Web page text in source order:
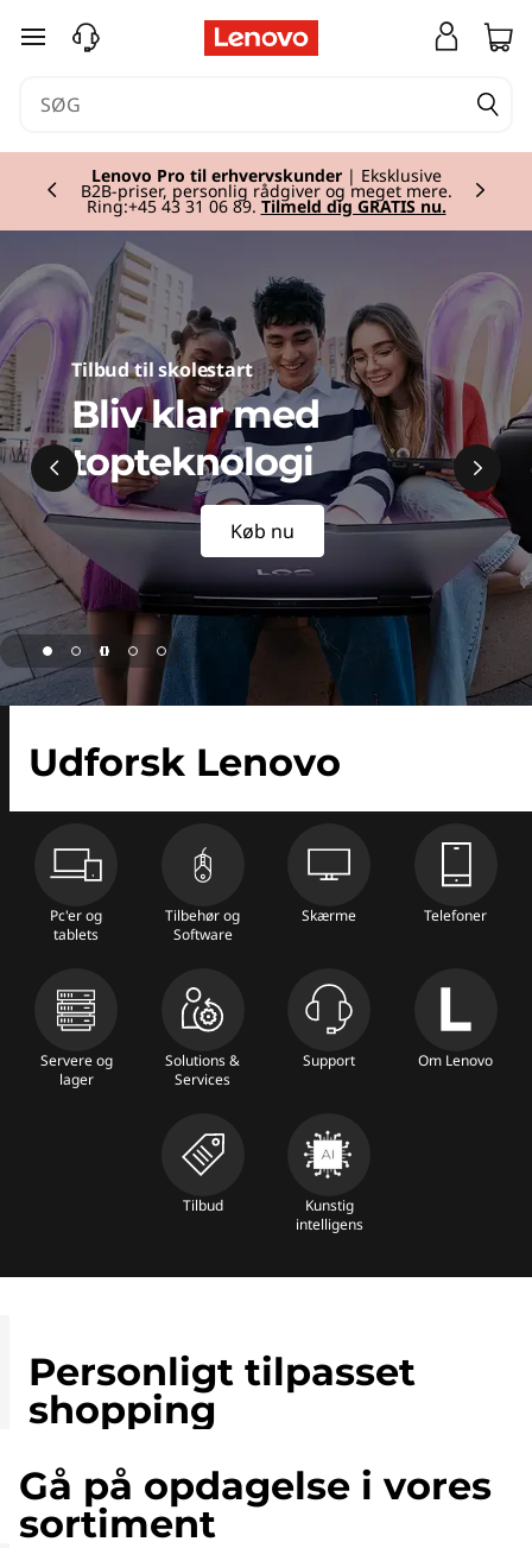
spring til hovedindhold
Lenovo Pro til erhvervskunder| Eksklusive
B2B-priser, personlig rådgiver og meget mere.
Ring:+45 43 31 06 89. Tilmeld dig GRATIS nu.
Currently displaying item 2 of
Tilbud til skolestart
Bliv klar med
topteknologi
Køb nu
Udforsk Lenovo
Pc'er og
tablets
Tilbehør og
Software
Skærme Telefoner
Servere og
lager
Solutions &
Services
Support Om Lenovo
Tilbud
Kunstig
intelligens
Personligt tilpasset
shopping
Gå på opdagelse i vores
sortiment